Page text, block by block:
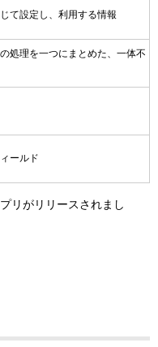
て設定し、利用する情報
処理を一つにまとめた、一体不
ールド
リがリリースされまし